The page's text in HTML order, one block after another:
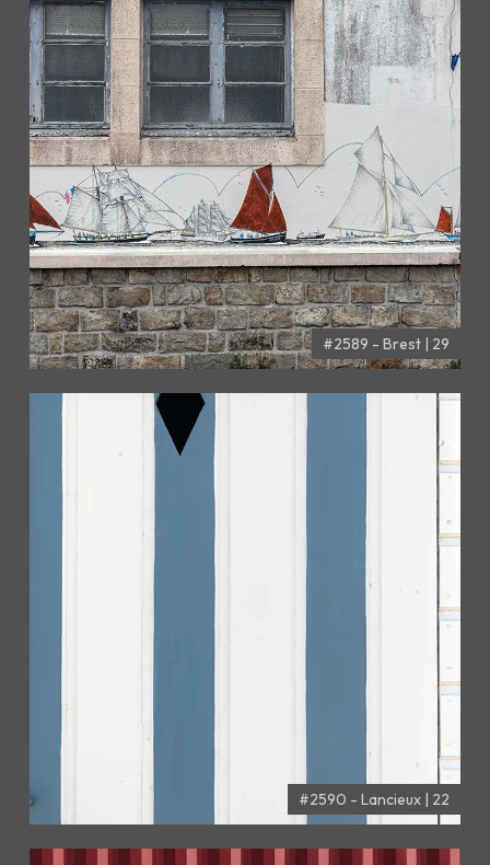
#2589 - Brest | 29
#2590 - Lancieux | 22